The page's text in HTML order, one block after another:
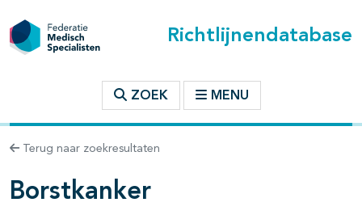
Richtlijnendatabase
ZOEK MENU
Terug naar zoekresultaten
Borstkanker
binnen deze richtlijn